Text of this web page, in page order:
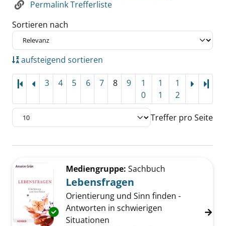
Permalink Trefferliste
Sortieren nach
aufsteigend sortieren
3 4 5 6 7 8 9
1
0
1
1
1
2
Treffer pro Seite
Zu den Suchfiltern springen
Exemplar-Details von Lebensfragen anzeigen
Mediengruppe: Sachbuch
Lebensfragen
Orientierung und Sinn finden -
Antworten in schwierigen
Situationen